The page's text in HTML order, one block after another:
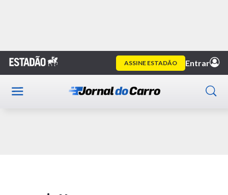
Home
Publicidade